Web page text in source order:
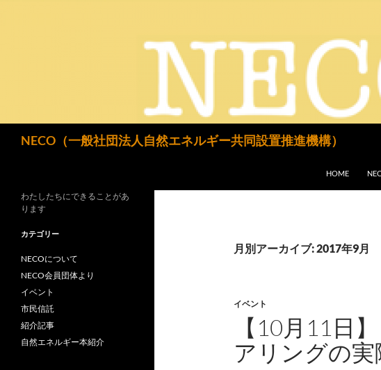
NECO（一般社団法人自然エネルギー共同設置推進機構）
HOME
月別アーカイブ: 2017年9月
イベント
【10月11日
アリングの実
わたしたちにできることがあ
ります
カテゴリー
NECOについて
NECO会員団体より
イベント
市民信託
紹介記事
自然エネルギー本紹介